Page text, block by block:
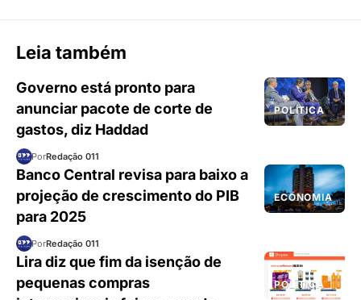
Leia também
POLÍTICA
Governo está pronto para
anunciar pacote de corte de
gastos, diz Haddad
PorRedação 011
ECONOMIA
Banco Central revisa para baixo a
projeção de crescimento do PIB
para 2025
PorRedação 011
POLÍTICA
Lira diz que fim da isenção de
pequenas compras